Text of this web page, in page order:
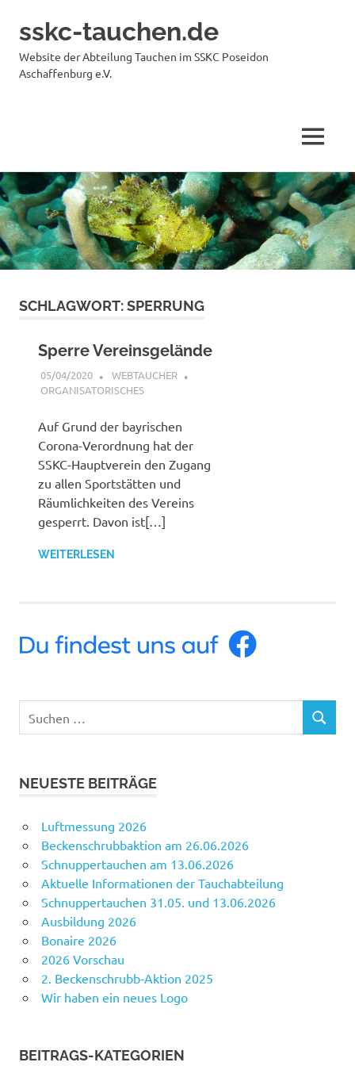
Zum
Inhalt
springen
sskc-tauchen.de
Website der Abteilung Tauchen im SSKC Poseidon
Aschaffenburg e.V.
MENÜ
SCHLAGWORT:SPERRUNG
Sperre Vereinsgelände
05/04/2020
WEBTAUCHER
ORGANISATORISCHES
Auf Grund der bayrischen
Corona-Verordnung hat der
SSKC-Hauptverein den Zugang
zu allen Sportstätten und
Räumlichkeiten des Vereins
gesperrt. Davon ist[…]
WEITERLESEN
nach:
SUCHEN
NEUESTE BEITRÄGE
Luftmessung 2026
Beckenschrubbaktion am 26.06.2026
Schnuppertauchen am 13.06.2026
Aktuelle Informationen der Tauchabteilung
Schnuppertauchen 31.05. und 13.06.2026
Ausbildung 2026
Bonaire 2026
2026 Vorschau
2. Beckenschrubb-Aktion 2025
Wir haben ein neues Logo
BEITRAGS-KATEGORIEN